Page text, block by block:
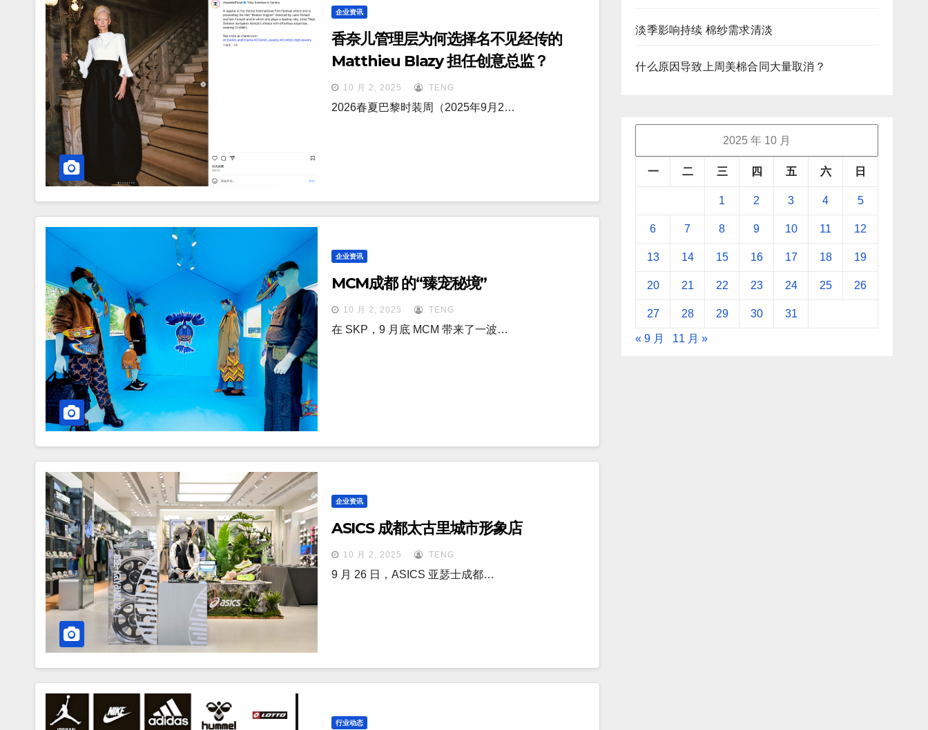
企业资讯
香奈儿管理层为何选择名不见经传的
Matthieu Blazy 担任创意总监？
10 月 2, 2025 TENG
2026春夏巴黎时装周（2025年9月2…
企业资讯
MCM成都 的“臻宠秘境”
10 月 2, 2025 TENG
在 SKP，9 月底 MCM 带来了一波…
企业资讯
ASICS 成都太古里城市形象店
10 月 2, 2025 TENG
9 月 26 日，ASICS 亚瑟士成都…
行业动态
淡季影响持续 棉纱需求清淡
什么原因导致上周美棉合同大量取消？
2025 年 10 月
一 二 三 四 五 六 日
1 2 3 4 5
6 7 8 9 10 11 12
13 14 15 16 17 18 19
20 21 22 23 24 25 26
27 28 29 30 31
« 9 月 11 月 »